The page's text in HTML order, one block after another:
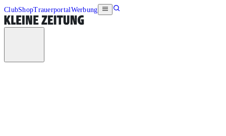
ClubShopTrauerportalWerbung